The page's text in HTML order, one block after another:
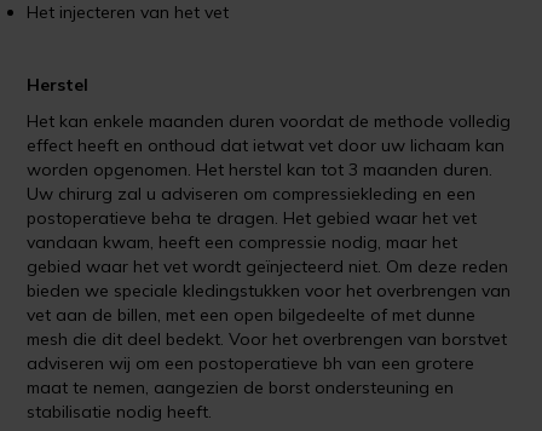
Het injecteren van het vet
Herstel
Het kan enkele maanden duren voordat de methode volledig
effect heeft en onthoud dat ietwat vet door uw lichaam kan
worden opgenomen. Het herstel kan tot 3 maanden duren.
Uw chirurg zal u adviseren om compressiekleding en een
postoperatieve beha te dragen. Het gebied waar het vet
vandaan kwam, heeft een compressie nodig, maar het
gebied waar het vet wordt geïnjecteerd niet. Om deze reden
bieden we speciale kledingstukken voor het overbrengen van
vet aan de billen, met een open bilgedeelte of met dunne
mesh die dit deel bedekt. Voor het overbrengen van borstvet
adviseren wij om een ​​postoperatieve bh van een grotere
maat te nemen, aangezien de borst ondersteuning en
stabilisatie nodig heeft.